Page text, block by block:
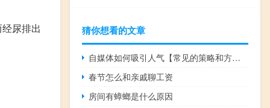
尿排出 猜你想看的文章
自媒体如何吸引人气【常见的策略和方法提高吸引力】
春节怎么和亲戚聊工资
房间有蟑螂是什么原因